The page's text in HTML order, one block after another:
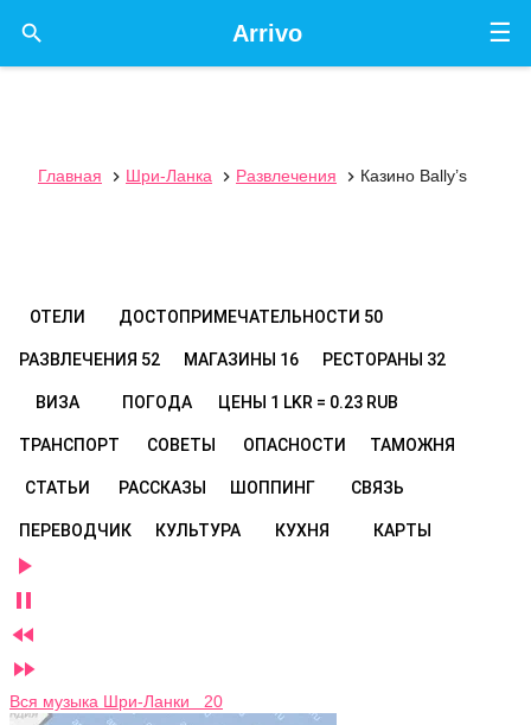
☰
Arrivo

Главная  Шри-Ланка  Развлечения  Казино Bally’s
ОТЕЛИ ДОСТОПРИМЕЧАТЕЛЬНОСТИ 50
РАЗВЛЕЧЕНИЯ 52 МАГАЗИНЫ 16 РЕСТОРАНЫ 32
ВИЗА ПОГОДА ЦЕНЫ 1 LKR = 0.23 RUB
ТРАНСПОРТ СОВЕТЫ ОПАСНОСТИ ТАМОЖНЯ
СТАТЬИ РАССКАЗЫ ШОППИНГ СВЯЗЬ
ПЕРЕВОДЧИК КУЛЬТУРА КУХНЯ КАРТЫ




Вся музыка Шри-Ланки 20